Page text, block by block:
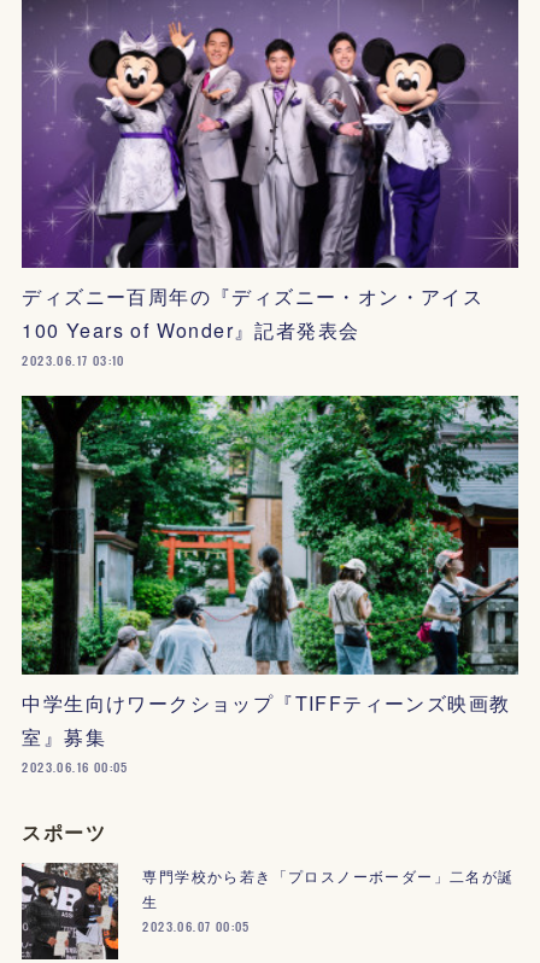
ディズニー百周年の『ディズニー・オン・アイス
100 Years of Wonder』記者発表会
2023.06.17 03:10
中学生向けワークショップ『TIFFティーンズ映画教
室』募集
2023.06.16 00:05
スポーツ
専門学校から若き「プロスノーボーダー」二名が誕
生
2023.06.07 00:05